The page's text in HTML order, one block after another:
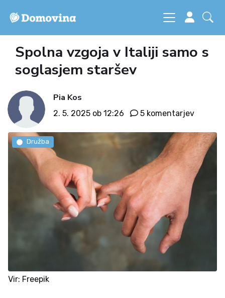
Spolna vzgoja v Italiji samo s
soglasjem staršev
Pia Kos
2. 5. 2025 ob 12:26 5 komentarjev
Vir: Freepik
Družba